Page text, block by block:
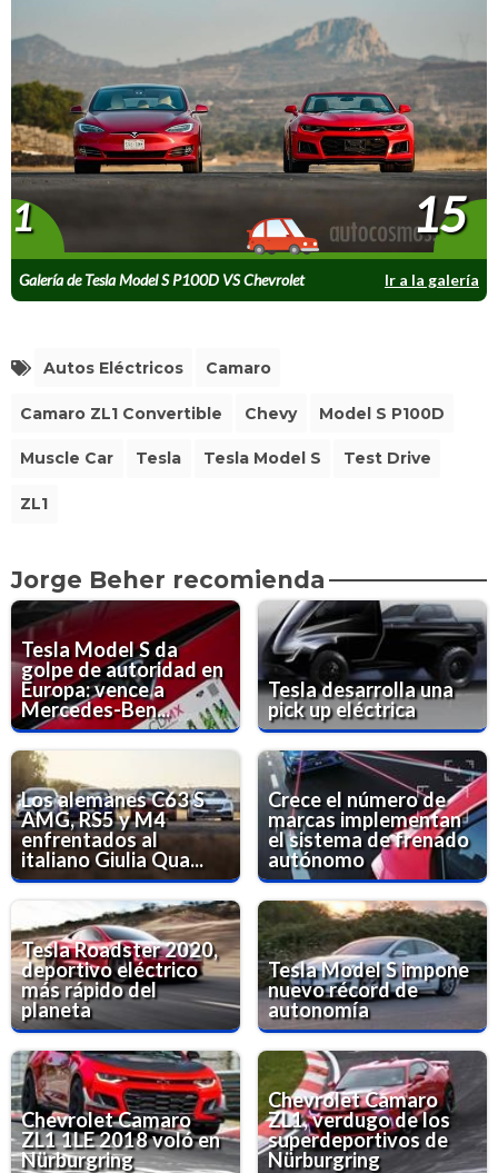
Galería de Tesla Model S P100D VS Chevrolet
Camaro ZL1 Conv
Ir a la galería
1 15
Autos Eléctricos Camaro
Camaro ZL1 Convertible Chevy Model S P100D
Muscle Car Tesla Tesla Model S Test Drive
ZL1
Jorge Beher recomienda
Tesla Model S da
golpe de autoridad en
Europa: vence a
Mercedes-Ben...
Tesla desarrolla una
pick up eléctrica
Los alemanes C63 S
AMG, RS5 y M4
enfrentados al
italiano Giulia Qua...
Crece el número de
marcas implementan
el sistema de frenado
autónomo
Tesla Roadster 2020,
deportivo eléctrico
más rápido del
planeta
Tesla Model S impone
nuevo récord de
autonomía
Chevrolet Camaro
ZL1 1LE 2018 voló en
Nürburgring
Chevrolet Camaro
ZL1, verdugo de los
superdeportivos de
Nürburgring